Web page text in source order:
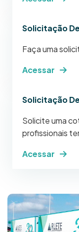
Solicitação
Faça uma
Acessar
Solicitação
Solicite uma
profissionais
Acessar